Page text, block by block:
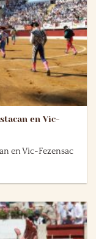
en Vic-
en Vic-Fezensac